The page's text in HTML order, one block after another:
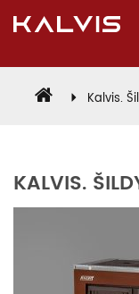
Kalvis.
KALVIS.